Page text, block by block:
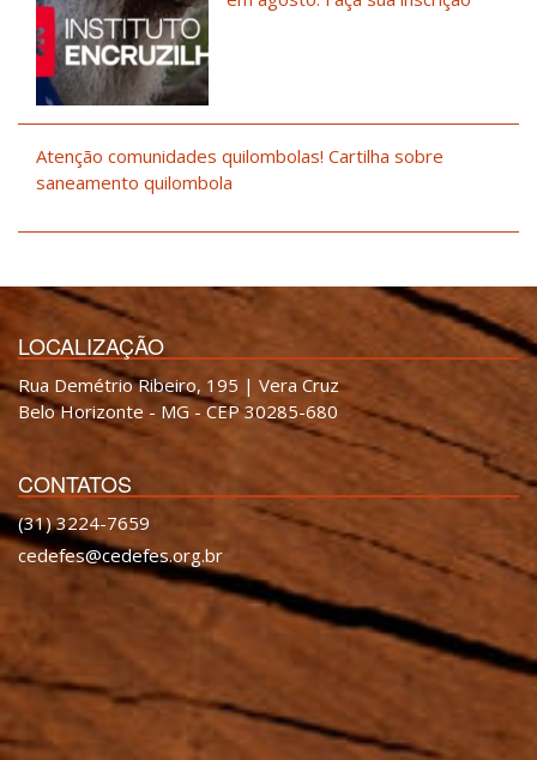
Atenção comunidades quilombolas! Cartilha sobre
saneamento quilombola
LOCALIZAÇÃO
Rua Demétrio Ribeiro, 195 | Vera Cruz
Belo Horizonte - MG - CEP 30285-680
CONTATOS
(31) 3224-7659
cedefes@cedefes.org.br